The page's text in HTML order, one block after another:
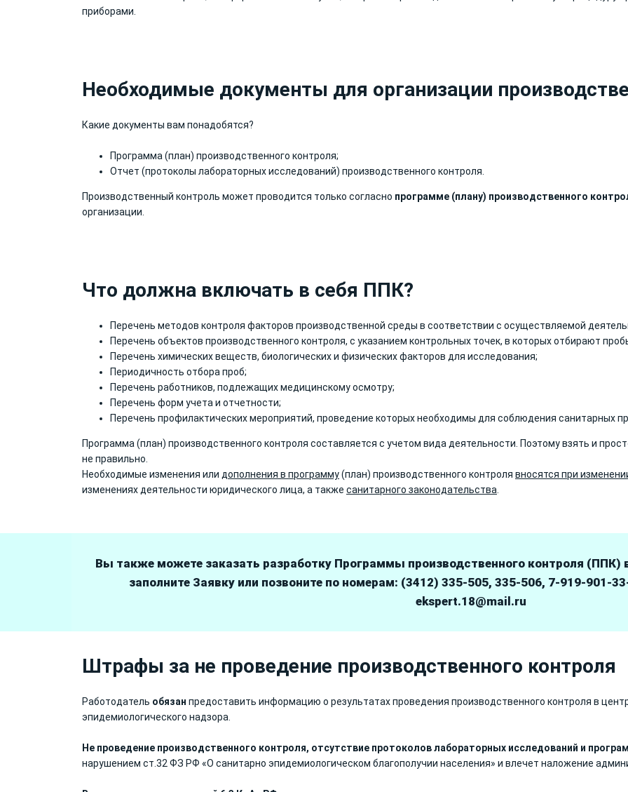
приборами.
Необходимые документы для организации
Какие документы вам понадобятся?
Программа (план) производственного контроля;
Отчет (протоколы лабораторных исследований) производственного контроля.
Производственный контроль может проводится только согласно программе (плану) производственного
организации.
Что должна включать в себя ППК?
Перечень методов контроля факторов производственной среды в соответствии с осуществляемой
Перечень объектов производственного контроля, с указанием контрольных точек, в которых отбирают
Перечень химических веществ, биологических и физических факторов для исследования;
Периодичность отбора проб;
Перечень работников, подлежащих медицинскому осмотру;
Перечень форм учета и отчетности;
Перечень профилактических мероприятий, проведение которых необходимы для соблюдения санитарных
Программа (план) производственного контроля составляется с учетом вида деятельности. Поэтому взять и
не правильно.
Необходимые изменения или дополнения в программу(план) производственного контроля вносятся при
изменениях деятельности юридического лица, а также санитарного законодательства
Вы также можете заказать разработку Программы производственного контроля (ППК)
заполните Заявку или позвоните по номерам: (3412) 335-505, 335-506, 7-919-901-
ekspert.18@mail.ru
Штрафы за не проведение производственного контроля
Работодатель обязан предоставить информацию о результатах проведения производственного контроля в
эпидемиологического надзора.
Не проведение производственного контроля, отсутствие протоколов лабораторных исследований и
нарушением ст.32 ФЗ РФ «О санитарно эпидемиологическом благополучии населения» и влечет наложение